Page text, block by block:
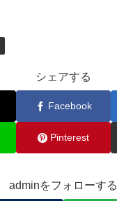
シェアする
Facebook
Pinterest
adminをフォローする